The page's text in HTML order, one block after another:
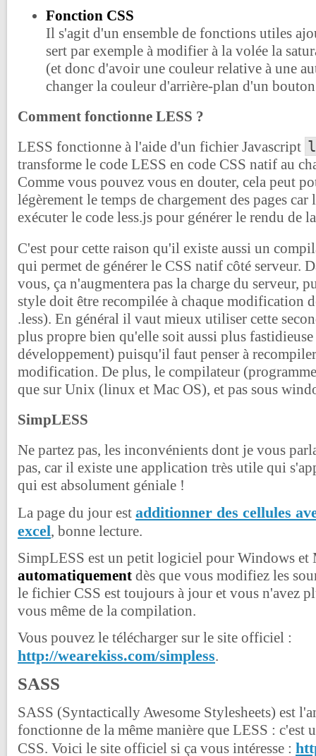
Fonction CSS
Il s'agit d'un ensemble de fonctions utiles
sert par exemple à modifier à la volée la
(et donc d'avoir une couleur relative à une
changer la couleur d'arrière-plan d'un
Comment fonctionne LESS ?
LESS fonctionne à l'aide d'un fichier Javascript
transforme le code LESS en code CSS natif au
Comme vous pouvez vous en douter, cela peut
légèrement le temps de chargement des pages
exécuter le code less.js pour générer le rendu de
C'est pour cette raison qu'il existe aussi un
qui permet de générer le CSS natif côté serveur.
vous, ça n'augmentera pas la charge du serveur,
style doit être recompilée à chaque modification
.less). En général il vaut mieux utiliser cette
plus propre bien qu'elle soit aussi plus
développement) puisqu'il faut penser à
modification. De plus, le compilateur
que sur Unix (linux et Mac OS), et pas sous
SimpLESS
Ne partez pas, les inconvénients dont je vous
pas, car il existe une application très utile qui
qui est absolument géniale !
La page du jour est additionner des cellules
excel, bonne lecture.
SimpLESS est un petit logiciel pour Windows et
automatiquement dès que vous modifiez les
le fichier CSS est toujours à jour et vous n'avez
vous même de la compilation.
Vous pouvez le télécharger sur le site officiel :
http://wearekiss.com/simpless.
SASS
SASS (Syntactically Awesome Stylesheets) est
fonctionne de la même manière que LESS : c'est
CSS. Voici le site officiel si ça vous intéresse :